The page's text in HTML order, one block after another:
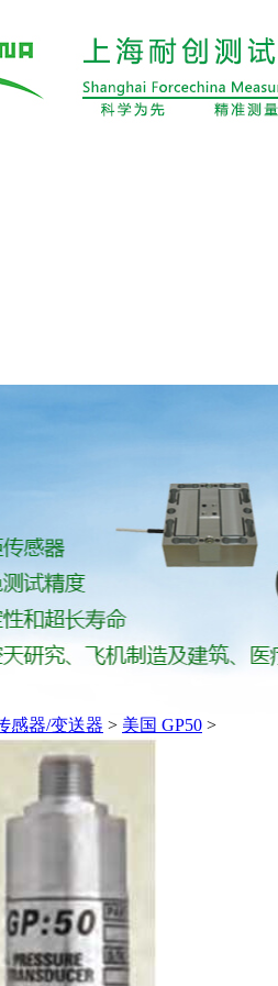
感器/变送器 > 美国 GP50 >